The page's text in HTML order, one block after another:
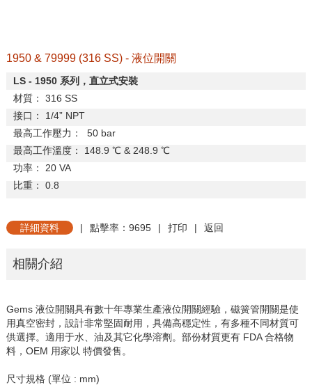
1950 & 79999 (316 SS) - 液位開關
LS - 1950 系列，直立式安裝
材質：
316 SS
接口：
1/4”NPT
最高工作壓力：
50 bar
最高工作溫度：
148.9 ℃ & 248.9 ℃
功率：
20 VA
比重：
0.8
詳細資料 | 點擊率：9695 | 打印 | 返回
相關介紹
Gems 液位開關具有數十年專業生產液位開關經驗，磁簧管開關是使
用真空密封，設計非常堅固耐用，具備高穩定性，有多種不同材質可
供選擇。適用于水、油及其它化學溶劑。部份材質更有 FDA 合格物
料，OEM 用家以 特價發售。
尺寸規格 (單位 : mm)